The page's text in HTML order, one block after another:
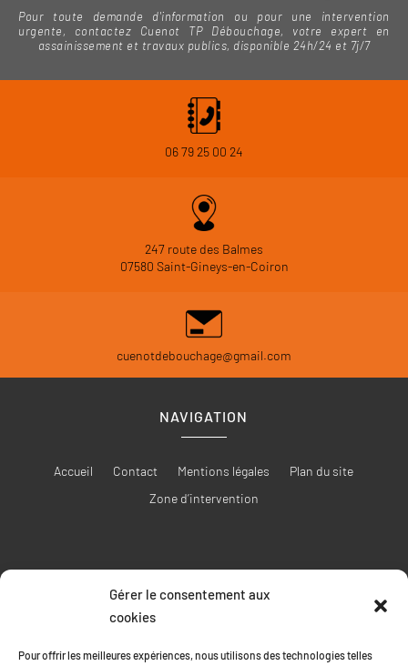
Gérer le consentement aux
cookies
Pour offrir les meilleures expériences, nous utilisons des technologies telles
Pour toute demande d'information ou pour une intervention
urgente, contactez Cuenot TP Débouchage, votre expert en
assainissement et travaux publics, disponible 24h/24 et 7j/7
06 79 25 00 24
247 route des Balmes
07580 Saint-Gineys-en-Coiron
cuenotdebouchage@gmail.com
NAVIGATION
Accueil Contact Mentions légales
Plan du site
Zone d’intervention
RÉALISATION